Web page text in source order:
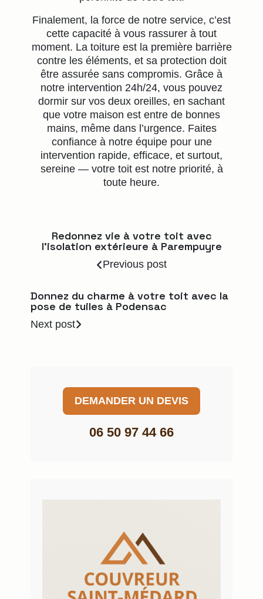
DEMANDER UN DEVIS
06 50 97 44 66
Finalement, la force de notre service, c’est
cette capacité à vous rassurer à tout
moment. La toiture est la première barrière
contre les éléments, et sa protection doit
être assurée sans compromis. Grâce à
notre intervention 24h/24, vous pouvez
dormir sur vos deux oreilles, en sachant
que votre maison est entre de bonnes
mains, même dans l’urgence. Faites
confiance à notre équipe pour une
intervention rapide, efficace, et surtout,
sereine — votre toit est notre priorité, à
toute heure.
Redonnez vie à votre toit avec
l’isolation extérieure à Parempuyre
Previous post
Donnez du charme à votre toit avec la
pose de tuiles à Podensac
Next post